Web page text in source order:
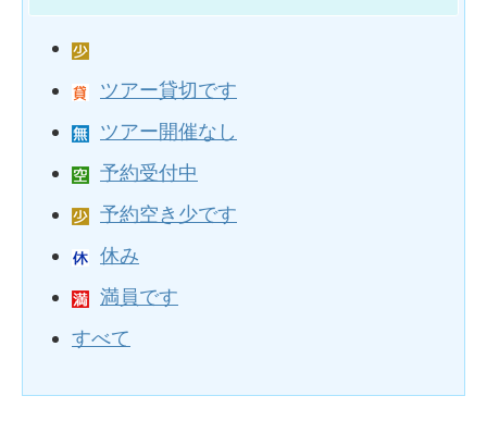
ツアー貸切です
ツアー開催なし
予約受付中
予約空き少です
休み
満員です
すべて